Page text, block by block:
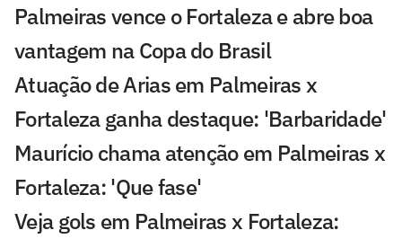
Palmeiras vence o Fortaleza e abre boa
vantagem na Copa do Brasil
Atuação de Arias em Palmeiras x
Fortaleza ganha destaque: 'Barbaridade'
Maurício chama atenção em Palmeiras x
Fortaleza: 'Que fase'
Veja gols em Palmeiras x Fortaleza: